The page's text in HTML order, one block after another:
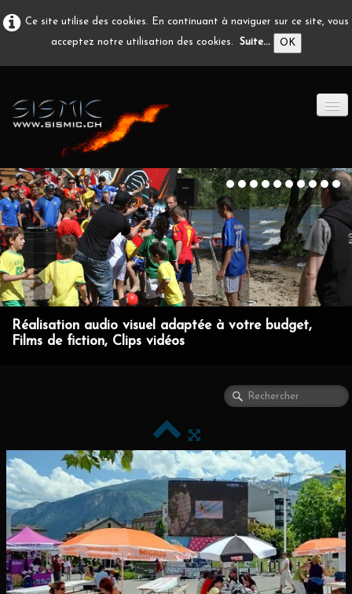
Ce site utilise des cookies. En continuant à naviguer sur ce site, vous
acceptez notre utilisation des cookies. Suite... OK
ACCUEIL
PRODUCTION A/V
DÉVELOPPEMENT
EN IMAGE
CONTACT
Réalisation audio visuel adaptée à votre budget,
Films de fiction, Clips vidéos